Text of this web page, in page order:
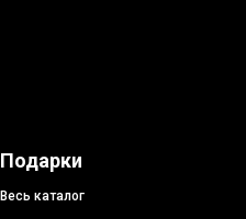
Подарки
Весь каталог